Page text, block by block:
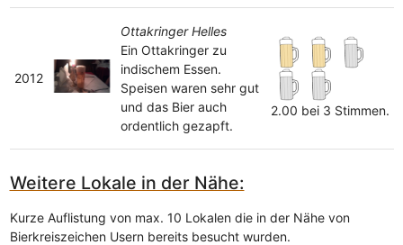
2012
Ottakringer Helles
Ein Ottakringer zu
indischem Essen.
Speisen waren sehr gut
und das Bier auch
ordentlich gezapft.
2.00 bei 3 Stimmen.
Weitere Lokale in der Nähe:
Kurze Auflistung von max. 10 Lokalen die in der Nähe von
Bierkreiszeichen Usern bereits besucht wurden.